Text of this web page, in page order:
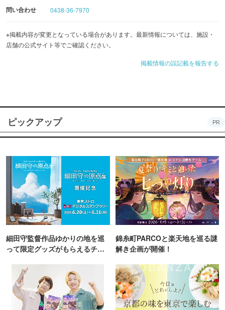
問い合わせ 0438-36-7970
※掲載内容が変更となっている場合があります。最新情報については、施設・
店舗の公式サイト等でご確認ください。
掲載情報の誤記載を報告する
ピックアップ PR
細田守監督作品ゆかりの地を巡
って限定グッズがもらえるチャ
錦糸町PARCOと楽天地を巡る謎
解き企画が開催！